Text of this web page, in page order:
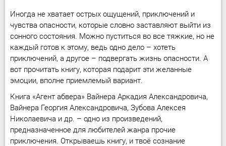
Иногда не хватает острых ощущений, приключений и
чувства опасности, которые словно заставляют выйти из
сонного состояния. Можно пуститься во все тяжкие, но не
каждый готов к этому, ведь одно дело – хотеть
приключений, а другое – подвергать жизнь опасности. А
вот прочитать книгу, которая подарит эти желанные
эмоции, вполне приемлемый вариант.
Книга «Агент абвера» Вайнера Аркадия Александровича,
Вайнера Георгия Александровича, Зубова Алексея
Николаевича и др. – одно из произведений,
предназначенное для любителей жанра прочие
приключения. Открываешь книгу, и твоё сознание